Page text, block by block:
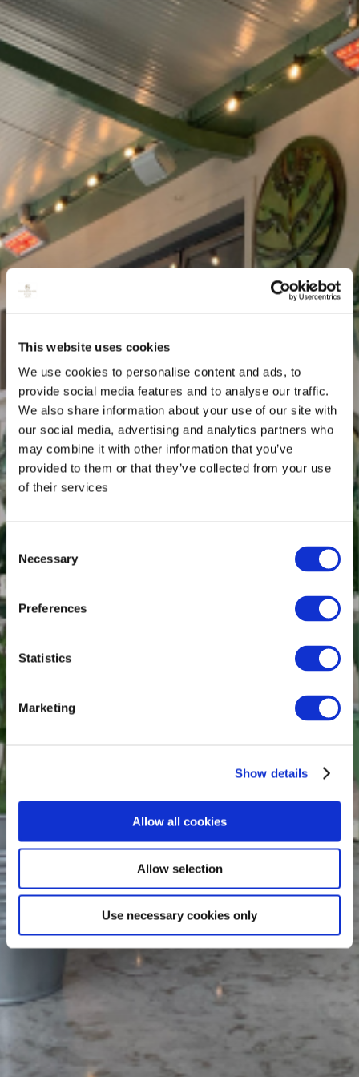
This website uses cookies
We use cookies to personalise content and ads, to
provide social media features and to analyse our traffic.
We also share information about your use of our site with
our social media, advertising and analytics partners who
may combine it with other information that you’ve
provided to them or that they’ve collected from your use
of their services
Consent
Selection
Necessary
Preferences
Statistics
Marketing
Show details
Allow all cookies
Allow selection
Use necessary cookies only